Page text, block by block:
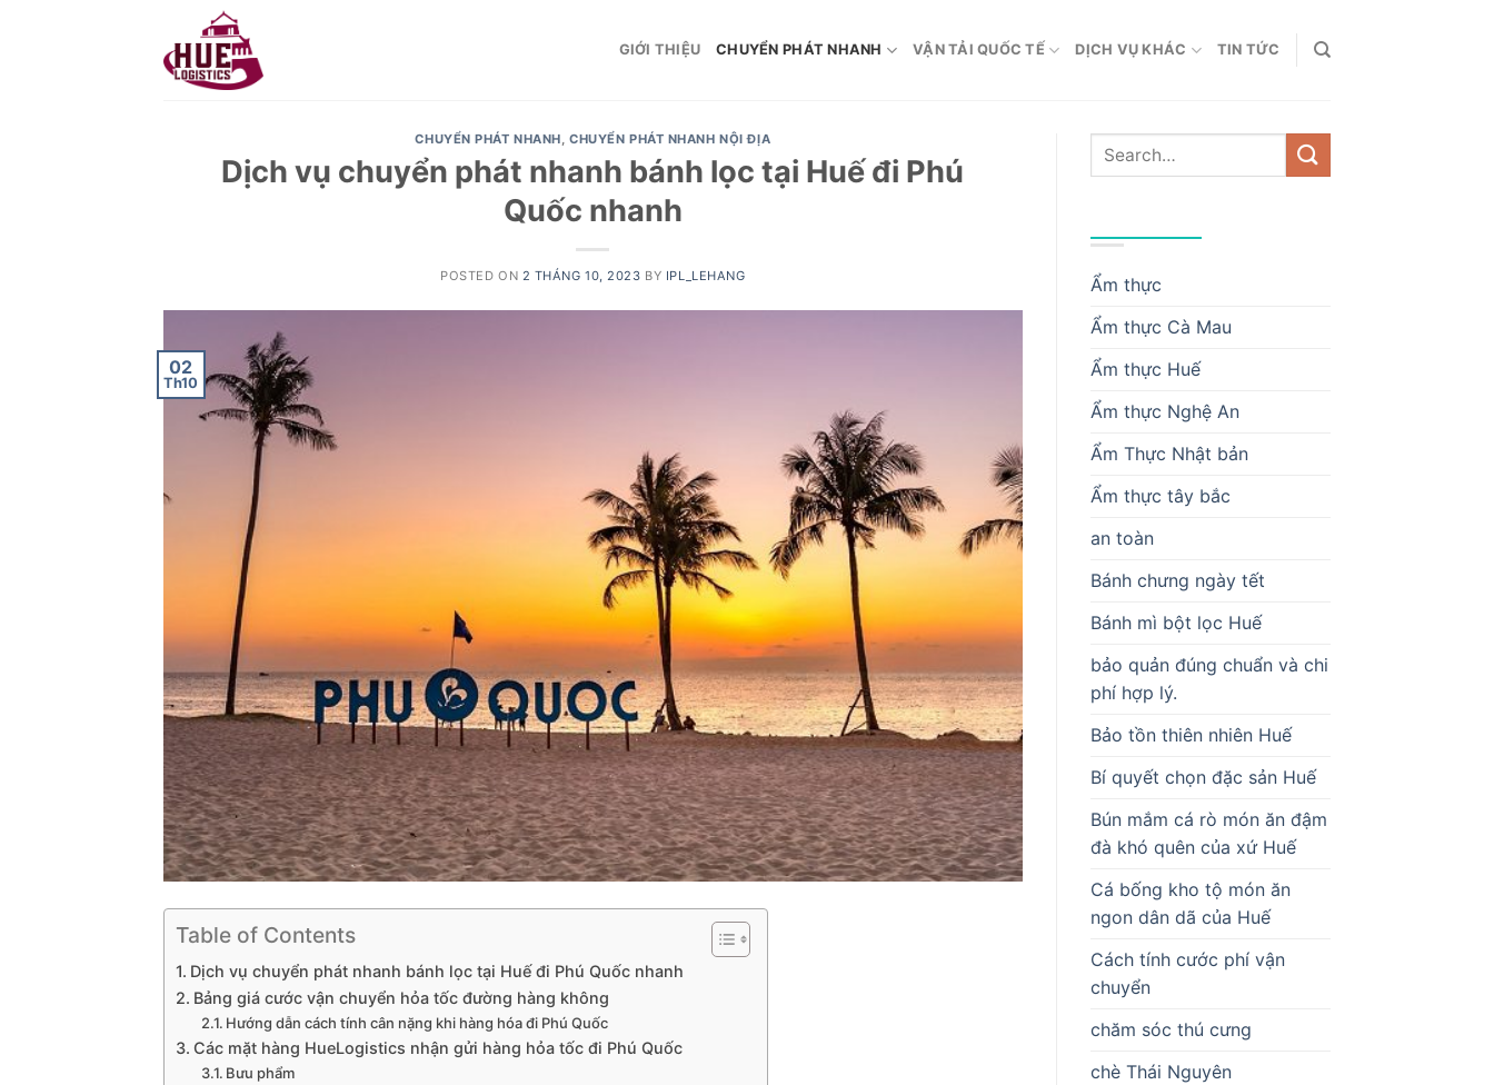
GIỚI THIỆU CHUYỂN PHÁT NHANH VẬN TẢI QUỐC TẾ DỊCH VỤ KHÁC TIN TỨC
CHUYỂN PHÁT NHANH,CHUYỂN PHÁT NHANH NỘI ĐỊA
Dịch vụ chuyển phát nhanh bánh lọc tại Huế đi Phú
Quốc nhanh
POSTED ON 2 THÁNG 10, 2023 BY IPL_LEHANG
02
Th10
Table of Contents
Dịch vụ chuyển phát nhanh bánh lọc tại Huế đi Phú Quốc nhanh
Bảng giá cước vận chuyển hỏa tốc đường hàng không
Hướng dẫn cách tính cân nặng khi hàng hóa đi Phú Quốc
Các mặt hàng HueLogistics nhận gửi hàng hỏa tốc đi Phú Quốc
Bưu phẩm
Ẩm thực
Ẩm thực Cà Mau
Ẩm thực Huế
Ẩm thực Nghệ An
Ẩm Thực Nhật bản
Ẩm thực tây bắc
an toàn
Bánh chưng ngày tết
Bánh mì bột lọc Huế
bảo quản đúng chuẩn và chi
phí hợp lý.
Bảo tồn thiên nhiên Huế
Bí quyết chọn đặc sản Huế
Bún mắm cá rò món ăn đậm
đà khó quên của xứ Huế
Cá bống kho tộ món ăn
ngon dân dã của Huế
Cách tính cước phí vận
chuyển
chăm sóc thú cưng
chè Thái Nguyên